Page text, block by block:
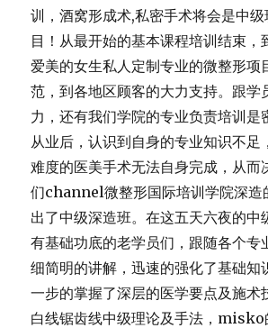
训，酒窝形成术,私密手术将会是中
目！从最开始的基本课程培训结束，
爱美的女生私人定制专业的微整形项
范，到各地区顾客的大力支持。跟学
力，还有我们学院的专业负责培训是
从业后，认识到自身的专业知识不足
难度的医美手术无法自身完成， 从而
们channel微整形国际培训学院深造
出了中级深造班。在这五天六夜的中
有基础功底的老学员们，跟随各个专
细简明的讲解，迅速的强化了基础知
一步的掌握了深层的医学要点及施术
白线锯齿线中级理论及手法，misko